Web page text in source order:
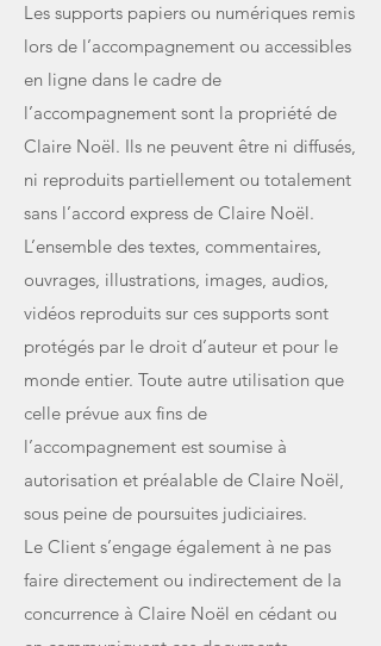
Les supports papiers ou numériques remis
lors de l’accompagnement ou accessibles
en ligne dans le cadre de
l’accompagnement sont la propriété de
Claire Noël. Ils ne peuvent être ni diffusés,
ni reproduits partiellement ou totalement
sans l’accord express de Claire Noël.
L’ensemble des textes, commentaires,
ouvrages, illustrations, images, audios,
vidéos reproduits sur ces supports sont
protégés par le droit d’auteur et pour le
monde entier. Toute autre utilisation que
celle prévue aux fins de
l’accompagnement est soumise à
autorisation et préalable de Claire Noël,
sous peine de poursuites judiciaires.
Le Client s’engage également à ne pas
faire directement ou indirectement de la
concurrence à Claire Noël en cédant ou